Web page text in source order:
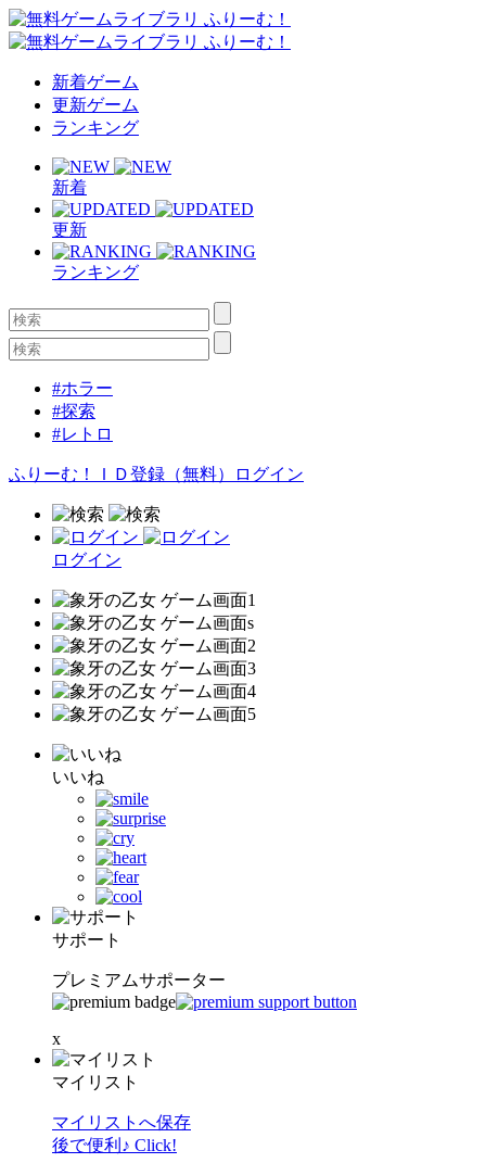
新着ゲーム
更新ゲーム
ランキング
新着
更新
ランキング
#ホラー
#探索
#レトロ
ふりーむ！ＩＤ登録（無料） ログイン
ログイン
いいね
サポート
プレミアムサポーター
x
マイリスト
マイリストへ保存
後で便利♪ Click!